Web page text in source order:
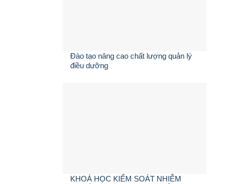
Đào tạo nâng cao chất lượng quản lý
điều dưỡng
KHOÁ HỌC KIỂM SOÁT NHIỄM